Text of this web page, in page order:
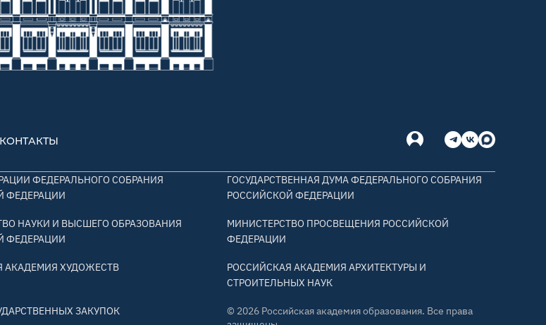
КОНТАКТЫ
ФЕДЕРАЛЬНОГО СОБРАНИЯ
ФЕДЕРАЦИИ
ГОСУДАРСТВЕННАЯ ДУМА ФЕДЕРАЛЬНОГО СОБРАНИЯ
РОССИЙСКОЙ ФЕДЕРАЦИИ
НАУКИ И ВЫСШЕГО ОБРАЗОВАНИЯ
ФЕДЕРАЦИИ
МИНИСТЕРСТВО ПРОСВЕЩЕНИЯ РОССИЙСКОЙ
ФЕДЕРАЦИИ
АКАДЕМИЯ ХУДОЖЕСТВ
РОССИЙСКАЯ АКАДЕМИЯ АРХИТЕКТУРЫ И
СТРОИТЕЛЬНЫХ НАУК
ЗАКУПОК
© 2026 Российская академия образования. Все права